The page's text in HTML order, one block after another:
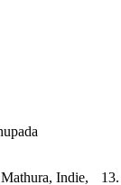
Indie, 13.